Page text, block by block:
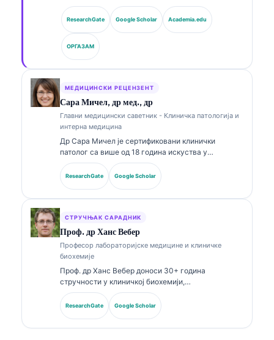
искуства у лабораторијској медицини и клиничкој
анализи уз помоћ вештачке интелигенције. Као
главни медицински директор у Kantesti AI, он
пружа клинички надзор над медицинском
тачношћу власничке неуралне мреже. Др Клајн је
објавио опсежно радове о тумачењу биомаркера
и лабораторијској дијагностици у темама из
ResearchGate Google Scholar Academia.edu
ОРГАЗАМ
МЕДИЦИНСКИ РЕЦЕНЗЕНТ
Сара Мичел, др мед., др
Главни медицински саветник - Клиничка патологија и
интерна медицина
Др Сара Мичел је сертификовани клинички
патолог са више од 18 година искуства у
лабораторијској медицини и дијагностичкој
анализи. Поседује специјалистичке сертификате
из клиничке хемије и опширно је објављивала
ResearchGate Google Scholar
СТРУЧЊАК САРАДНИК
Проф. др Ханс Вебер
Професор лабораторијске медицине и клиничке
биохемије
Проф. др Ханс Вебер доноси 30+ година
стручности у клиничкој биохемији,
лабораторијској медицини и истраживању
биомаркера. Бивши председник Немачког
друштва за клиничку хемију, специјализован је за
ResearchGate Google Scholar